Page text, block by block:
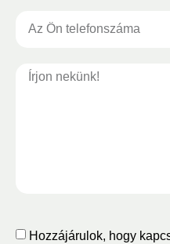
Hozzájárulok, hogy